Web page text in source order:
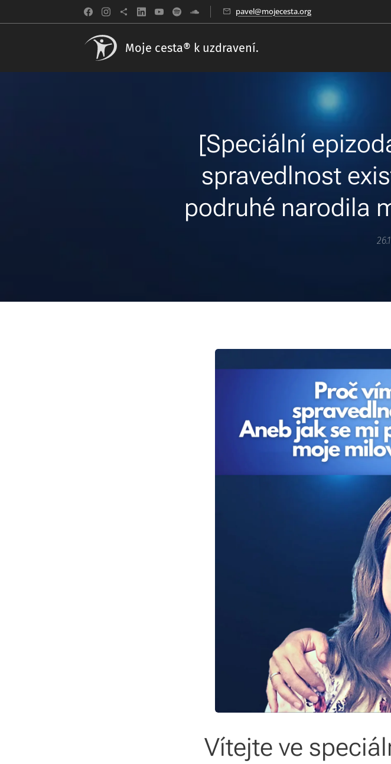
pavel@mojecesta.org
Moje cesta® k uzdravení.
[Speciální
spravedlnost
podruhé narodila
Vítejte ve